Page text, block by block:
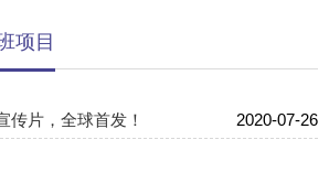
项目
传片，全球首发！ 2020-07-26